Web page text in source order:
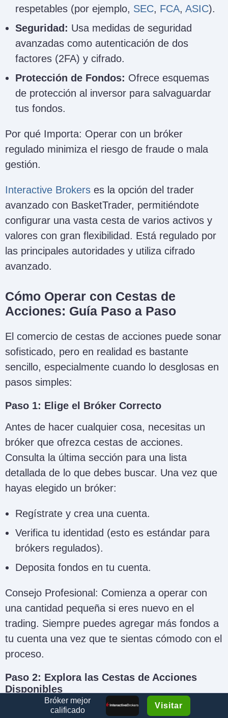
Bróker mejor
calificado
Visitar
respetables (por ejemplo, SEC, FCA, ASIC).
Seguridad: Usa medidas de seguridad
avanzadas como autenticación de dos
factores (2FA) y cifrado.
Protección de Fondos: Ofrece esquemas
de protección al inversor para salvaguardar
tus fondos.
Por qué Importa: Operar con un bróker
regulado minimiza el riesgo de fraude o mala
gestión.
Interactive Brokers es la opción del trader
avanzado con BasketTrader, permitiéndote
configurar una vasta cesta de varios activos y
valores con gran flexibilidad. Está regulado por
las principales autoridades y utiliza cifrado
avanzado.
Cómo Operar con Cestas de
Acciones: Guía Paso a Paso
El comercio de cestas de acciones puede sonar
sofisticado, pero en realidad es bastante
sencillo, especialmente cuando lo desglosas en
pasos simples:
Paso 1: Elige el Bróker Correcto
Antes de hacer cualquier cosa, necesitas un
bróker que ofrezca cestas de acciones.
Consulta la última sección para una lista
detallada de lo que debes buscar. Una vez que
hayas elegido un bróker:
Regístrate y crea una cuenta.
Verifica tu identidad (esto es estándar para
brókers regulados).
Deposita fondos en tu cuenta.
Consejo Profesional: Comienza a operar con
una cantidad pequeña si eres nuevo en el
trading. Siempre puedes agregar más fondos a
tu cuenta una vez que te sientas cómodo con el
proceso.
Paso 2: Explora las Cestas de Acciones
Disponibles
Una vez que tu cuenta esté configurada, es